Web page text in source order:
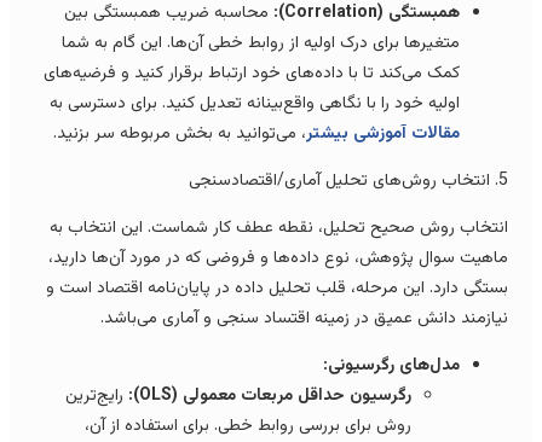
همبستگی (Correlation):
محاسبه ضریب همبستگی بین
متغیرها برای درک اولیه از روابط خطی آن‌ها. این گام به شما
کمک می‌کند تا با داده‌های خود ارتباط برقرار کنید و فرضیه‌های
اولیه خود را با نگاهی واقع‌بینانه تعدیل کنید. برای دسترسی به
مقالات آموزشی بیشتر، می‌توانید به بخش مربوطه سر بزنید.
روش صحیح تحلیل، نقطه عطف کار شماست. این انتخاب به
سوال پژوهش، نوع داده‌ها و فروضی که در مورد آن‌ها دارید،
دارد. این مرحله، قلب تحلیل داده در پایان‌نامه اقتصاد است و
دانش عمیق در زمینه اقتساد سنجی و آماری می‌باشد.
مدل‌های رگرسیونی:
رگرسیون حداقل مربعات معمولی (OLS):
رایج‌ترین
روش برای بررسی روابط خطی. برای استفاده از آن،